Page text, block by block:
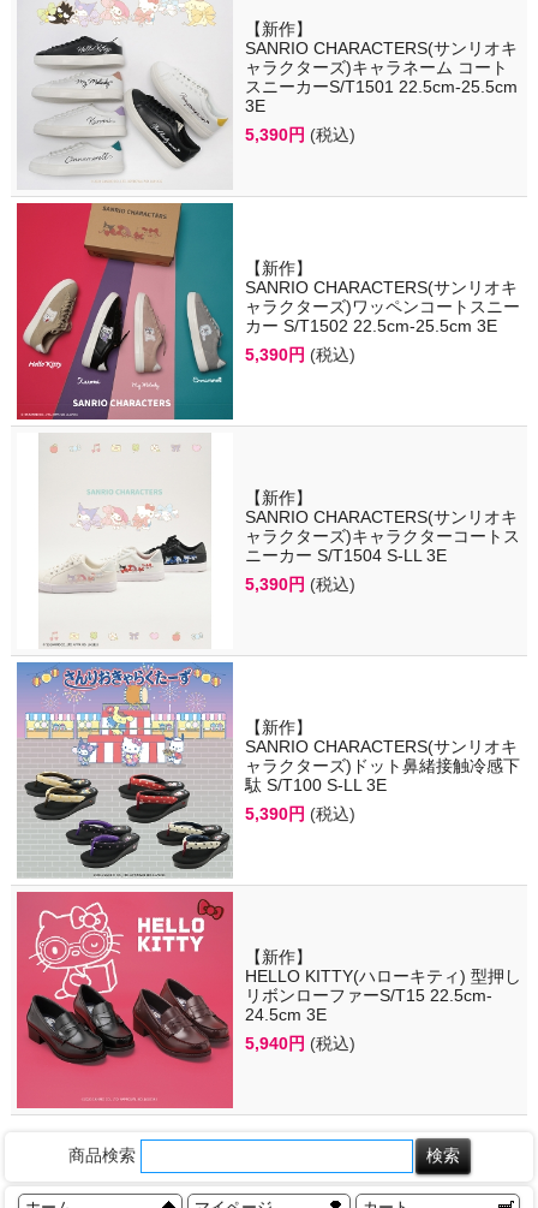
【新作】
SANRIO CHARACTERS(サンリオキ
ャラクターズ)キャラネーム コート
スニーカーS/T1501 22.5cm-25.5cm
3E
5,390円 (税込)
【新作】
SANRIO CHARACTERS(サンリオキ
ャラクターズ)ワッペンコートスニー
カー S/T1502 22.5cm-25.5cm 3E
5,390円 (税込)
【新作】
SANRIO CHARACTERS(サンリオキ
ャラクターズ)キャラクターコートス
ニーカー S/T1504 S-LL 3E
5,390円 (税込)
【新作】
SANRIO CHARACTERS(サンリオキ
ャラクターズ)ドット鼻緒接触冷感下
駄 S/T100 S-LL 3E
5,390円 (税込)
【新作】
HELLO KITTY(ハローキティ) 型押し
リボンローファーS/T15 22.5cm-
24.5cm 3E
5,940円 (税込)
商品検索